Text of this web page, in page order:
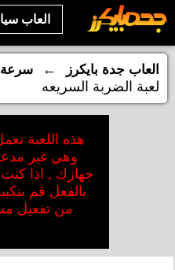
العاب
العاب جدة بايكرز ← سرعة
لعبة الضربة السريعه
هذه اللعبة
وهي غير
جهازك , اذا كنت
بالفعل قم
من تفعيل